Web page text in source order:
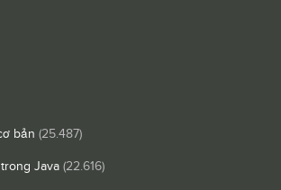
bản (25.487)
Java (22.616)